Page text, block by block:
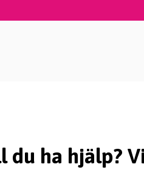
du ha hjälp?